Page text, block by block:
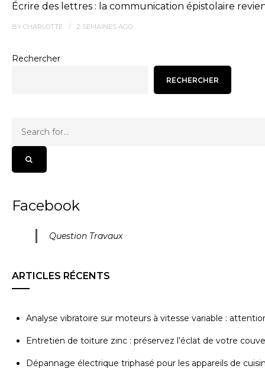
Écrire des lettres : la communication épistolaire
BY CHARLOTTE 2 SEMAINES AGO
Rechercher
RECHERCHER
Facebook
Question Travaux
ARTICLES RÉCENTS
Analyse vibratoire sur moteurs à vitesse variable :
Entretien de toiture zinc : préservez l’éclat de votre
Dépannage électrique triphasé pour les appareils de